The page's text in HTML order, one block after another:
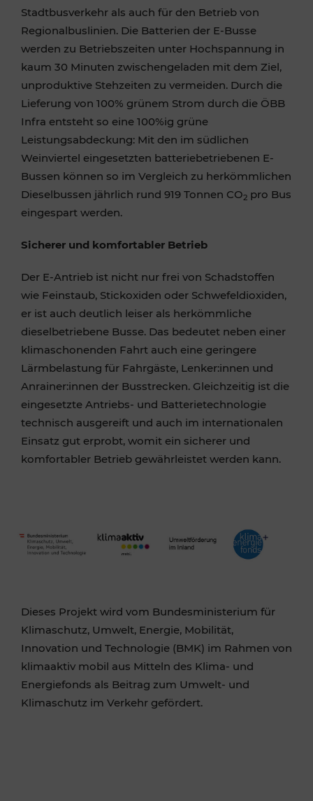
Stadtbusverkehr als auch für den Betrieb von
Regionalbuslinien. Die Batterien der E-Busse
werden zu Betriebszeiten unter Hochspannung in
kaum 30 Minuten zwischengeladen mit dem Ziel,
unproduktive Stehzeiten zu vermeiden. Durch die
Lieferung von 100% grünem Strom durch die ÖBB
Infra entsteht so eine 100%ig grüne
Leistungsabdeckung: Mit den im südlichen
Weinviertel eingesetzten batteriebetriebenen E-
Bussen können so im Vergleich zu herkömmlichen
Dieselbussen jährlich rund 919 Tonnen CO2 pro Bus
eingespart werden.
Sicherer und komfortabler Betrieb
Der E-Antrieb ist nicht nur frei von Schadstoffen
wie Feinstaub, Stickoxiden oder Schwefeldioxiden,
er ist auch deutlich leiser als herkömmliche
dieselbetriebene Busse. Das bedeutet neben einer
klimaschonenden Fahrt auch eine geringere
Lärmbelastung für Fahrgäste, Lenker:innen und
Anrainer:innen der Busstrecken. Gleichzeitig ist die
eingesetzte Antriebs- und Batterietechnologie
technisch ausgereift und auch im internationalen
Einsatz gut erprobt, womit ein sicherer und
komfortabler Betrieb gewährleistet werden kann.
Dieses Projekt wird vom Bundesministerium für
Klimaschutz, Umwelt, Energie, Mobilität,
Innovation und Technologie (BMK) im Rahmen von
klimaaktiv mobil aus Mitteln des Klima- und
Energiefonds als Beitrag zum Umwelt- und
Klimaschutz im Verkehr gefördert.